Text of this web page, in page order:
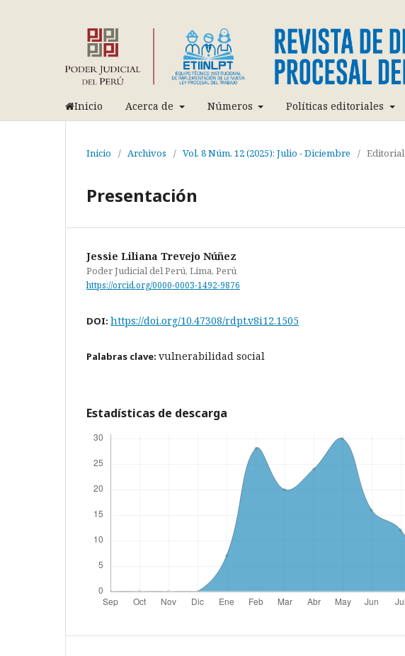
Inicio Acerca de Números Políticas editoriales
Inicio / Archivos / Vol. 8 Núm. 12 (2025): Julio - Diciembre / Editorial
Presentación
Jessie Liliana Trevejo Núñez
Poder Judicial del Perú, Lima, Perú
https://orcid.org/0000-0003-1492-9876
DOI: https://doi.org/10.47308/rdpt.v8i12.1505
Palabras clave: vulnerabilidad social
Estadísticas de descarga